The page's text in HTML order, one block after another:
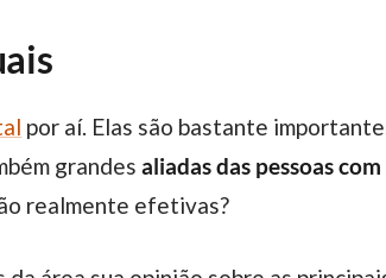
por aí. Elas são bastante
grandesaliadas das pessoas
realmente efetivas?